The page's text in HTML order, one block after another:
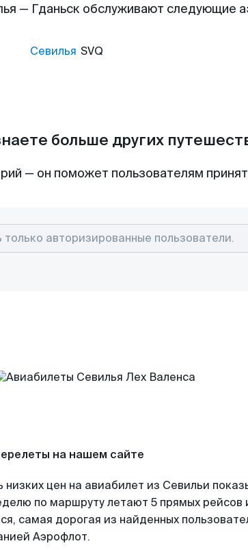
— Гданьск обслуживают следующие
Севилья SVQ
больше других
— он поможет пользователям
на нашем сайте
низких цен на авиабилет из Севильи
по маршруту летают 5 прямых рейсов
самая дорогая из найденных
Аэрофлот.